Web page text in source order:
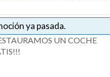
ya pasada.
UN COCHE